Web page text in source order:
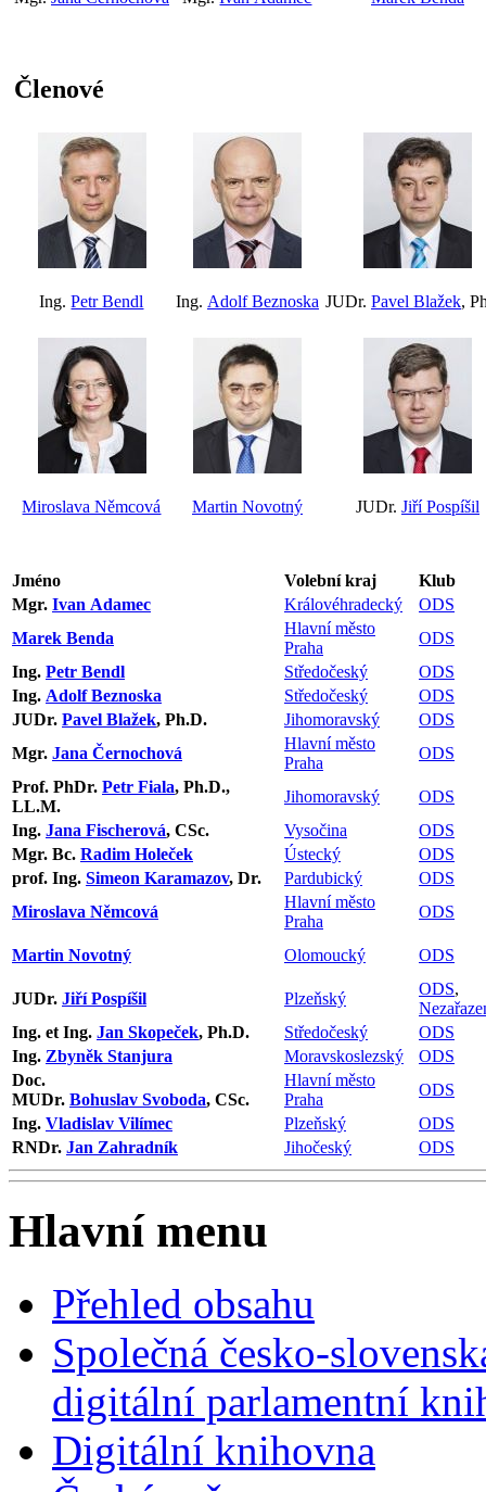
Členové
Ing.Petr Bendl Ing. Adolf Beznoska JUDr. Pavel Blažek,
Miroslava Němcová Martin Novotný JUDr. Jiří Pospíšil
Jméno Volební kraj
Klub
Mgr. Ivan Adamec Královéhradecký
ODS
Marek Benda
Hlavní město
Praha
ODS
Ing. Petr Bendl Středočeský
ODS
Ing. Adolf Beznoska Středočeský
ODS
JUDr. Pavel Blažek, Ph.D. Jihomoravský
ODS
Mgr. Jana Černochová
Hlavní město
Praha
ODS
Prof. PhDr. Petr Fiala, Ph.D.,
LL.M.
Jihomoravský
ODS
Ing. Jana Fischerová, CSc. Vysočina
ODS
Mgr. Bc. Radim Holeček Ústecký
ODS
prof. Ing. Simeon Karamazov, Dr. Pardubický
ODS
Miroslava Němcová
Hlavní město
Praha
ODS
Martin Novotný Olomoucký ODS
JUDr. Jiří Pospíšil Plzeňský
ODS,
Ing. et Ing. Jan Skopeček, Ph.D. Středočeský
ODS
Ing. Zbyněk Stanjura Moravskoslezský
ODS
Doc.
MUDr. Bohuslav Svoboda, CSc.
Hlavní město
Praha
ODS
Ing. Vladislav Vilímec Plzeňský
ODS
RNDr. Jan Zahradník Jihočeský ODS
Hlavní menu
Přehled obsahu
Společná česko-
digitální parlamentní
Digitální knihovna